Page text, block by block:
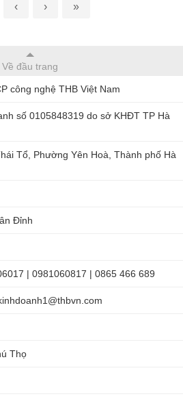
DC + AC.
- 100kHz.
độ phát hiện giá trị True RMS
250µs.
phép đo điện trở trên các mạch
hay dòng điện thử nghiệm an
chọn cho bộ Giao tiếp USB) *
dữ liệu.
‹ › »
Về đầu trang
công nghệ THB Việt Nam
số 0105848319 do sở KHĐT TP Hà
Tổ, Phường Yên Hoà, Thành phố Hà
Đỉnh
| 0981060817 | 0865 466 689
Thọ